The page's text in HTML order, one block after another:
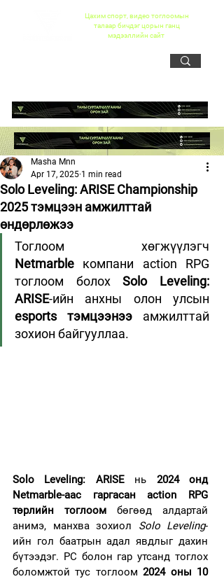
Цахим спорт, видео тоглоомын
талаар бичдэг цорын ганц
мэдээллийн сайт
Solo Leveling: ARISE Championship
2025 тэмцээн амжилттай
өндөрлөжээ
Masha Mnn
Apr 17, 2025 1 min read
Netmarble компани action RPG
тоглоом болох Solo Leveling:
ARISE
esports тэмцээнээ амжилттай
зохион байгууллаа.
Solo Leveling: ARISE нь 2024 онд
Netmarble-аас гаргасан action RPG
төрлийн тоглоом бөгөөд алдартай
анимэ, манхва зохиол Solo Leveling-
ийн гол баатрын адал явдлыг дахин
бүтээдэг. PC болон гар утсанд тоглох
боломжтой тус тоглоом 2024 оны 10